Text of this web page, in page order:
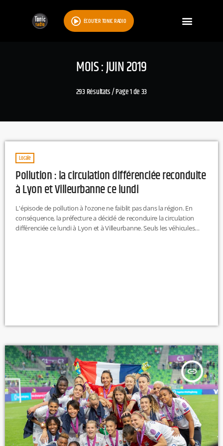
ÉCOUTER TONIC RADIO
MOIS : JUIN 2019
293 Résultats / Page 1 de 33
Locale
Pollution : la circulation différenciée reconduite
à Lyon et Villeurbanne ce lundi
L'épisode de pollution à l'ozone ne faiblit pas dans la région. En
conséquence, la préfecture a décidé de reconduire la circulation
différenciée ce lundi à Lyon et à Villeurbanne. Seuls les véhicules
insert_link